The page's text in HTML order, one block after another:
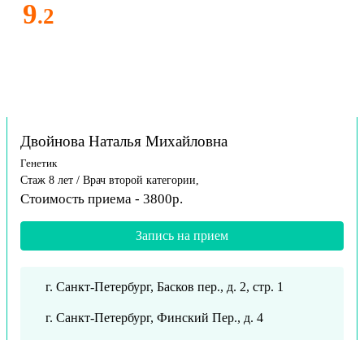
9.2
Двойнова Наталья Михайловна
Генетик
Стаж 8 лет / Врач второй категории,
Стоимость приема - 3800р.
Запись на прием
г. Санкт-Петербург, Басков пер., д. 2, стр. 1
г. Санкт-Петербург, Финский Пер., д. 4